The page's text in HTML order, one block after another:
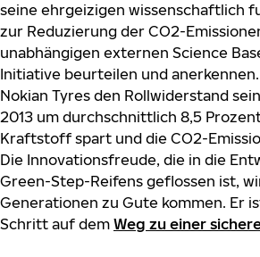
seine ehrgeizigen wissenschaftlich
zur Reduzierung der CO2-
unabhängigen externen Science
Initiative beurteilen und
Nokian Tyres den Rollwiderstand
2013 um durchschnittlich 8,5
Kraftstoff spart und die CO2-
Die Innovationsfreude, die in die
Green-Step-Reifens geflossen ist,
Generationen zu Gute kommen. Er
Schritt auf dem Weg zu einer